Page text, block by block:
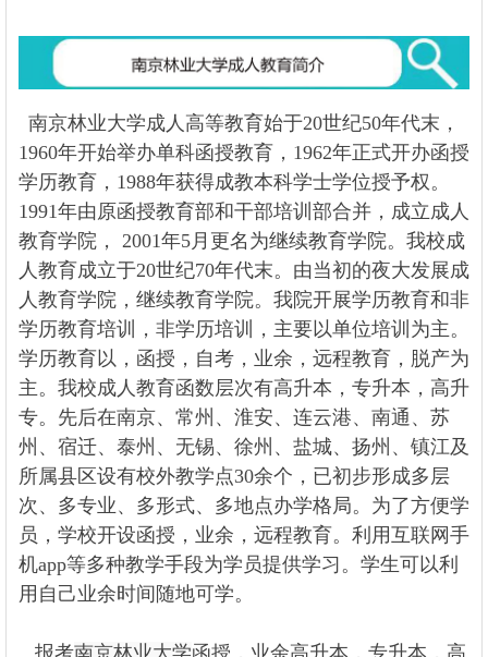
南京林业大学成人高等教育始于20世纪50年代末，
1960年开始举办单科函授教育，1962年正式开办函授
学历教育，1988年获得成教本科学士学位授予权。
1991年由原函授教育部和干部培训部合并，成立成人
教育学院， 2001年5月更名为继续教育学院。 我校成
人教育成立于20世纪70年代末。由当初的夜大发展成
人教育学院，继续教育学院。我院开展学历教育和非
学历教育培训，非学历培训，主要以单位培训为主。
学历教育以，函授，自考，业余，远程教育，脱产为
主。我校成人教育函数层次有高升本，专升本，高升
专。先后在南京、常州、淮安、连云港、南通、苏
州、宿迁、泰州、无锡、徐州、盐城、扬州、镇江及
所属县区设有校外教学点30余个，已初步形成多层
次、多专业、多形式、多地点办学格局。为了方便学
员，学校开设函授，业余，远程教育。利用互联网手
机app等多种教学手段为学员提供学习。学生可以利
用自己业余时间随地可学。
报考南京林业大学函授，业余高升本，专升本，高